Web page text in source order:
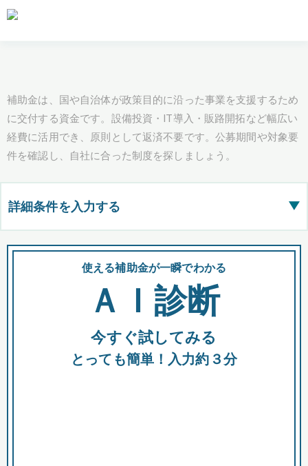
補助金は、国や自治体が政策目的に沿った事業を支援するため
に交付する資金です。設備投資・IT導入・販路開拓など幅広い
経費に活用でき、原則として返済不要です。公募期間や対象要
件を確認し、自社に合った制度を探しましょう。
詳細条件を入力する ▶
都道府県
全国の検索結果を含めて表示
助成金 融資 出資
使える補助金が一瞬でわかる
ＡＩ診断
今すぐ試してみる
とっても簡単！入力約３分